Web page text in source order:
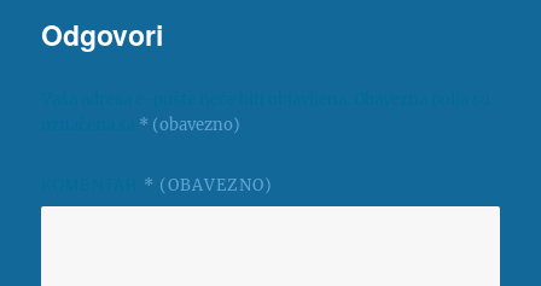
Odgovori
* (obavezno)
* (OBAVEZNO)